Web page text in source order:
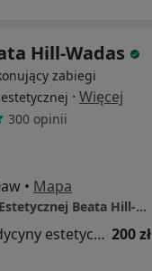
Hill-Wadas
zabiegi
· Więcej
300 opinii
• Mapa
Dermata Gabinet Medycyny Estetycznej Beata Hill-Wadas
Konsultacja z zakresu medycyny estetycznej 200 zł